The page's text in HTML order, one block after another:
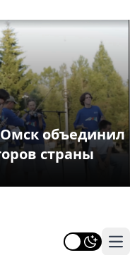
объединил
страны